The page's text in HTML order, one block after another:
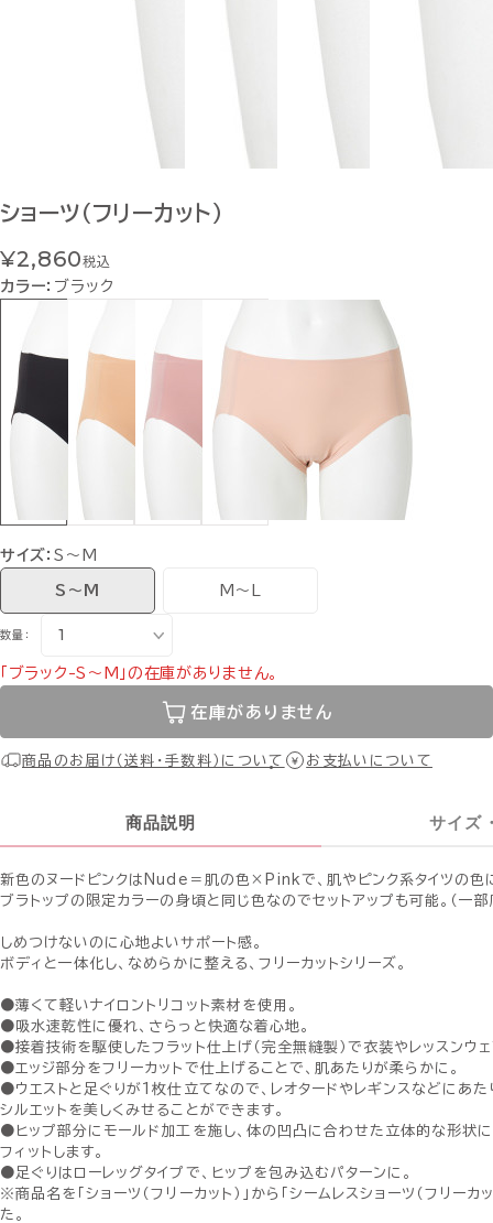
ショーツ（フリーカット）
¥2,860税込
カラー： ブラック
サイズ：S〜M
S〜M M〜L
数量：
「ブラック-S〜M」の在庫がありません。
在庫がありません
商品のお届け（送料・手数料）について お支払いについて
商品説明 サイズ
新色のヌードピンクはNude＝肌の色×Pinkで、肌やピンク系タイツの色
ブラトップの限定カラーの身頃と同じ色なのでセットアップも可能。（一
しめつけないのに心地よいサポート感。
ボディと一体化し、なめらかに整える、フリーカットシリーズ。
●薄くて軽いナイロントリコット素材を使用。
●吸水速乾性に優れ、さらっと快適な着心地。
●接着技術を駆使したフラット仕上げ（完全無縫製）で衣装やレッスンウ
●エッジ部分をフリーカットで仕上げることで、肌あたりが柔らかに。
●ウエストと足ぐりが1枚仕立てなので、レオタードやレギンスなどにあた
シルエットを美しくみせることができます。
●ヒップ部分にモールド加工を施し、体の凹凸に合わせた立体的な形状に
フィットします。
●足ぐりはローレッグタイプで、ヒップを包み込むパターンに。
※商品名を「ショーツ（フリーカット）」から「シームレスショーツ（フリーカ
た。